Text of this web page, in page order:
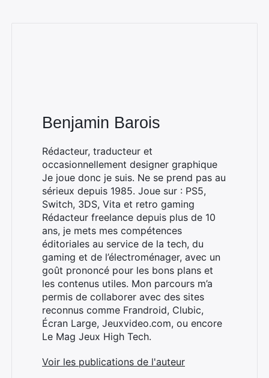
Benjamin Barois
Rédacteur, traducteur et
occasionnellement designer graphique
Je joue donc je suis. Ne se prend pas au
sérieux depuis 1985. Joue sur : PS5,
Switch, 3DS, Vita et retro gaming
Rédacteur freelance depuis plus de 10
ans, je mets mes compétences
éditoriales au service de la tech, du
gaming et de l’électroménager, avec un
goût prononcé pour les bons plans et
les contenus utiles. Mon parcours m’a
permis de collaborer avec des sites
reconnus comme Frandroid, Clubic,
Écran Large, Jeuxvideo.com, ou encore
Le Mag Jeux High Tech.
Voir les publications de l'auteur
Rechercher
: